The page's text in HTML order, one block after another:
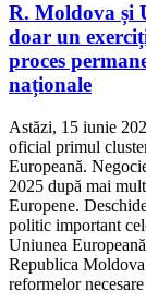
R. Moldova și
doar un
proces
naționale
Astăzi, 15 iunie
oficial primul
Europeană.
2025 după mai
Europene.
politic important
Uniunea
Republica
reformelor